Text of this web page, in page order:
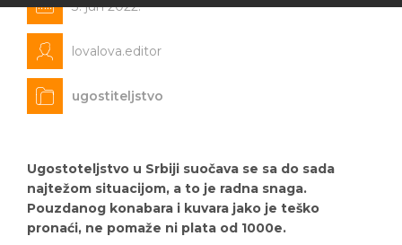
3. jun 2022.
lovalova.editor
ugostiteljstvo
Ugostoteljstvo u Srbiji suočava se sa do sada
najtežom situacijom, a to je radna snaga.
Pouzdanog konabara i kuvara jako je teško
pronaći, ne pomaže ni plata od 1000e.